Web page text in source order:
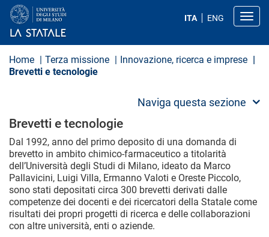
a
ITA ENG
Home Terza missione
Innovazione, ricerca e imprese
Brevetti e tecnologie
Naviga questa sezione
Brevetti e tecnologie
Dal 1992, anno del primo deposito di una domanda di
brevetto in ambito chimico-farmaceutico a titolarità
dell’Università degli Studi di Milano, ideato da Marco
Pallavicini, Luigi Villa, Ermanno Valoti e Oreste Piccolo,
sono stati depositati circa 300 brevetti derivati dalle
competenze dei docenti e dei ricercatori della Statale come
risultati dei propri progetti di ricerca e delle collaborazioni
con altre università, enti o aziende.